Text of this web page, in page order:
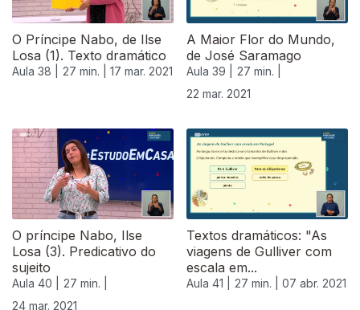
O Príncipe Nabo, de Ilse
Losa (1). Texto dramático
Aula 38 | 27 min. | 17 mar. 2021
A Maior Flor do Mundo,
de José Saramago
Aula 39 |
27 min. |
22 mar. 2021
O príncipe Nabo, Ilse
Losa (3). Predicativo do
sujeito
Aula 40 |
27 min. |
24 mar. 2021
Textos dramáticos: "As
viagens de Gulliver com
escala em...
Aula 41 | 27 min. | 07 abr. 2021